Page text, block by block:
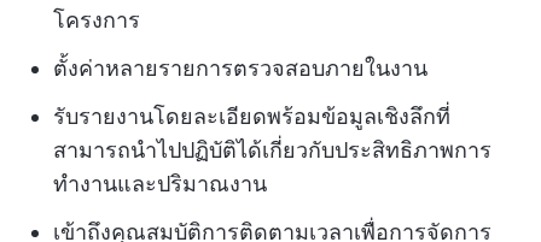
โครงการ
ตั้งค่าหลายรายการตรวจสอบภายในงาน
รับรายงานโดยละเอียดพร้อมข้อมูลเชิงลึกที่
สามารถนำไปปฏิบัติได้เกี่ยวกับประสิทธิภาพการ
ทำงานและปริมาณงาน
เข้าถึงคุณสมบัติการติดตามเวลาเพื่อการจัดการ